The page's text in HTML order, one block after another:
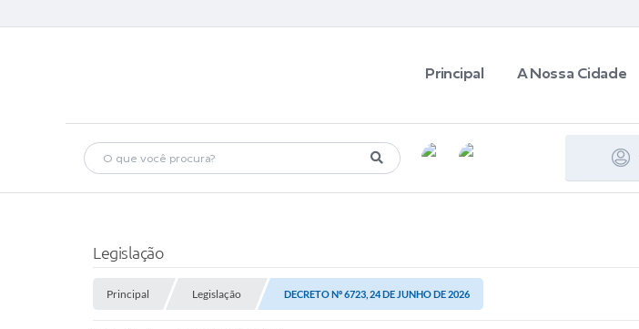
Principal A Nossa Cidade
Legislação
Principal Legislação DECRETO Nº 6723, 24 DE JUNHO DE 2026